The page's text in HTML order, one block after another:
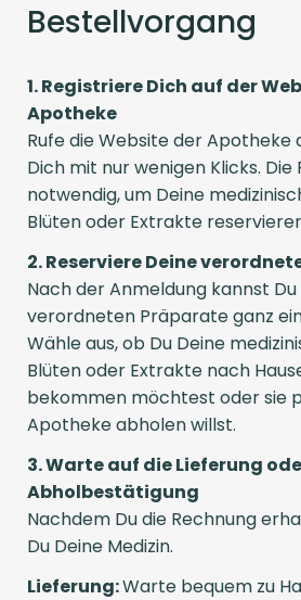
Bestellvorgang
1. Registriere Dich auf der
Apotheke
Rufe die Website der Apotheke
Dich mit nur wenigen Klicks. Die
notwendig, um Deine
Blüten oder Extrakte
2. Reserviere Deine
Nach der Anmeldung kannst Du
verordneten Präparate ganz
Wähle aus, ob Du Deine
Blüten oder Extrakte nach
bekommen möchtest oder sie
Apotheke abholen willst.
3. Warte auf die Lieferung
Abholbestätigung
Nachdem Du die Rechnung
Du Deine Medizin.
Lieferung:Warte bequem zu